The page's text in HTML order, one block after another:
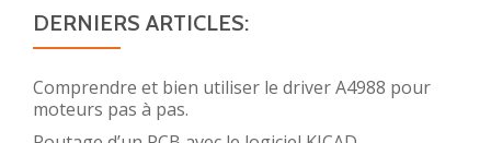
DERNIERS ARTICLES:
Comprendre et bien utiliser le driver A4988 pour
moteurs pas à pas.